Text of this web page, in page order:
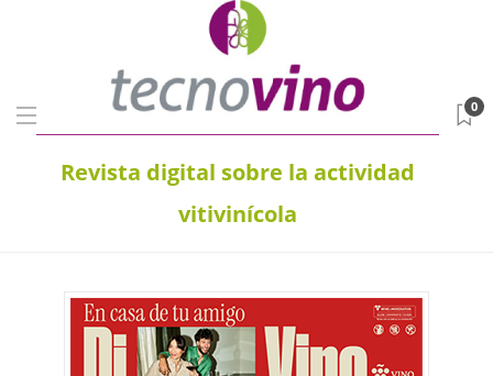
Revista digital sobre la actividad
vitivinícola
0